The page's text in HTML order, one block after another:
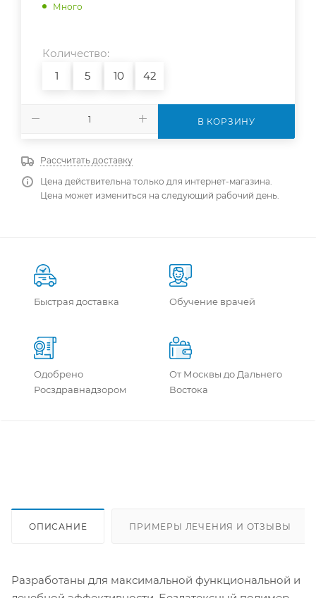
Много
Количество:
1
5 10 42
В КОРЗИНУ
Рассчитать доставку
Цена действительна только для интернет-магазина.
Цена может измениться на следующий рабочий день.
Быстрая доставка Обучение врачей
Одобрено
Росздравнадзором
От Москвы до Дальнего
Востока
ОПИСАНИЕ ПРИМЕРЫ ЛЕЧЕНИЯ И ОТЗЫВЫ
Разработаны для максимальной функциональной и